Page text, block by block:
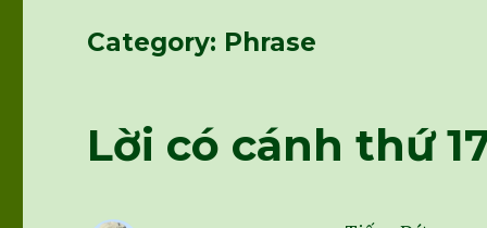
Category: Phrase
Lời có cánh thứ